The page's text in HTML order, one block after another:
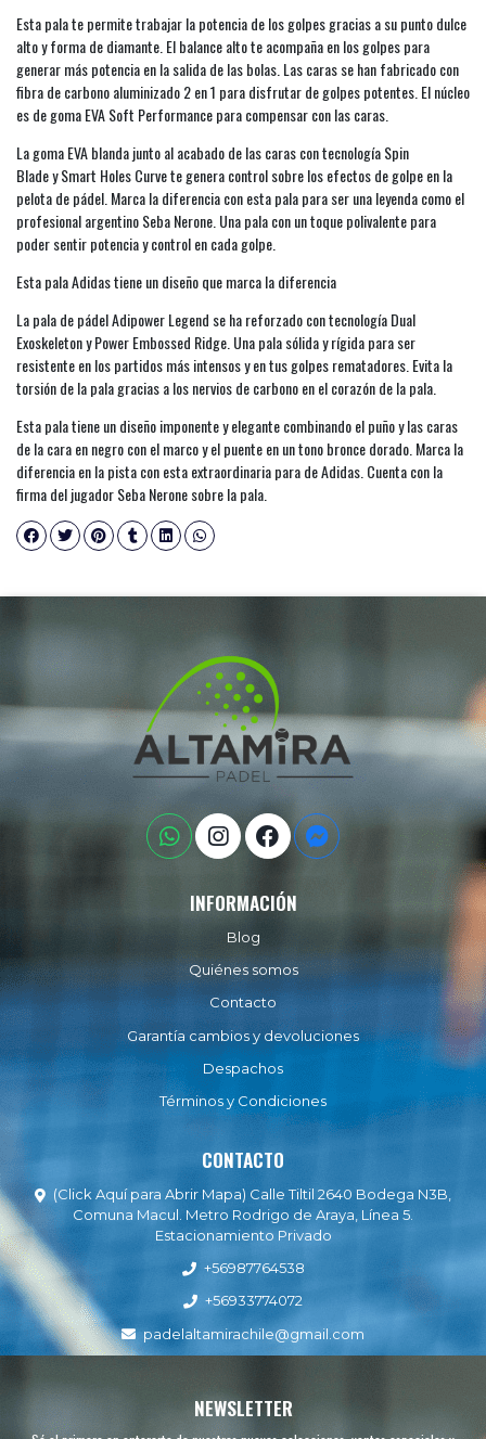
Esta pala te permite trabajar la potencia de los golpes gracias a su punto dulce
alto y forma de diamante. El balance alto te acompaña en los golpes para
generar más potencia en la salida de las bolas. Las caras se han fabricado con
fibra de carbono aluminizado 2 en 1 para disfrutar de golpes potentes. El núcleo
es de goma EVA Soft Performance para compensar con las caras.
La goma EVA blanda junto al acabado de las caras con tecnología Spin
Blade y Smart Holes Curve te genera control sobre los efectos de golpe en la
pelota de pádel. Marca la diferencia con esta pala para ser una leyenda como el
profesional argentino Seba Nerone. Una pala con un toque polivalente para
poder sentir potencia y control en cada golpe.
Esta pala Adidas tiene un diseño que marca la diferencia
La pala de pádel Adipower Legend se ha reforzado con tecnología Dual
Exoskeleton y Power Embossed Ridge. Una pala sólida y rígida para ser
resistente en los partidos más intensos y en tus golpes rematadores. Evita la
torsión de la pala gracias a los nervios de carbono en el corazón de la pala.
Esta pala tiene un diseño imponente y elegante combinando el puño y las caras
de la cara en negro con el marco y el puente en un tono bronce dorado. Marca la
diferencia en la pista con esta extraordinaria para de Adidas. Cuenta con la
firma del jugador Seba Nerone sobre la pala.
INFORMACIÓN
Blog
Quiénes somos
Contacto
Garantía cambios y devoluciones
Despachos
Términos y Condiciones
CONTACTO
(Click Aquí para Abrir Mapa) Calle Tiltil 2640 Bodega N3B,
Comuna Macul. Metro Rodrigo de Araya, Línea 5.
Estacionamiento Privado
+56987764538
+56933774072
padelaltamirachile@gmail.com
NEWSLETTER